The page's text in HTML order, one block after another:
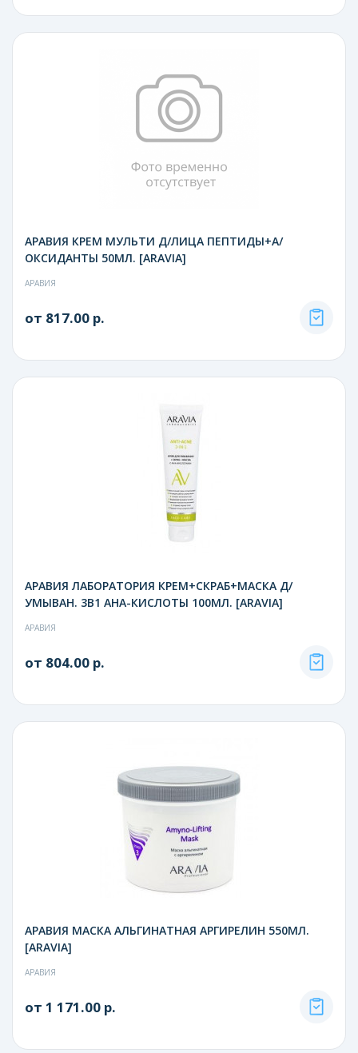
АРАВИЯ КРЕМ МУЛЬТИ Д/ЛИЦА ПЕПТИДЫ+А/
ОКСИДАНТЫ 50МЛ. [ARAVIA]
АРАВИЯ
от 817.00 р.
АРАВИЯ ЛАБОРАТОРИЯ КРЕМ+СКРАБ+МАСКА Д/
УМЫВАН. 3В1 АНА-КИСЛОТЫ 100МЛ. [ARAVIA]
АРАВИЯ
от 804.00 р.
АРАВИЯ МАСКА АЛЬГИНАТНАЯ АРГИРЕЛИН 550МЛ.
[ARAVIA]
АРАВИЯ
от 1 171.00 р.